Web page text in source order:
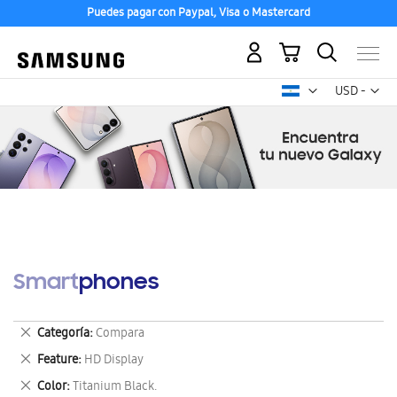
Puedes pagar con Paypal, Visa o Mastercard
USD -
dólar
Mi carrito
Smartphones
Categoría Compara
Eliminar
este
artículo
Feature HD Display
Eliminar
este
Color Titanium Black.
Eliminar